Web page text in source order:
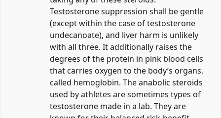
Testosterone suppression shall be gentle
(except within the case of testosterone
undecanoate), and liver harm is unlikely
with all three. It additionally raises the
degrees of the protein in pink blood cells
that carries oxygen to the body’s organs,
called hemoglobin. The anabolic steroids
used by athletes are sometimes types of
testosterone made in a lab. They are